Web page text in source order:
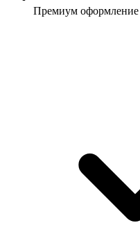
Премиум оформление